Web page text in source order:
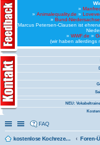
»
» Animalequality.de »
» Bund-
(Marcus Petersen-Clausen ist
» WWF.de »
(wir haben allerdings
NEU:
Schnellzugriff
Linkliste
FAQ
kostenlose Kochrezepte und kostenlose Kochbücher Foren-